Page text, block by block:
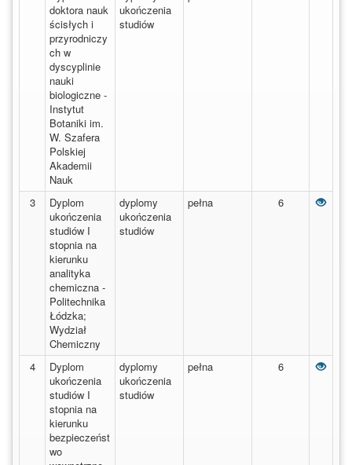
doktora nauk
ścisłych i
przyrodniczy
ch w
dyscyplinie
nauki
biologiczne -
Instytut
Botaniki im.
W. Szafera
Polskiej
Akademii
Nauk
ukończenia
studiów
3
Dyplom
ukończenia
studiów I
stopnia na
kierunku
analityka
chemiczna -
Politechnika
Łódzka;
Wydział
Chemiczny
dyplomy
ukończenia
studiów
pełna 6
4
Dyplom
ukończenia
studiów I
stopnia na
kierunku
bezpieczeńst
wo
dyplomy
ukończenia
studiów
pełna 6